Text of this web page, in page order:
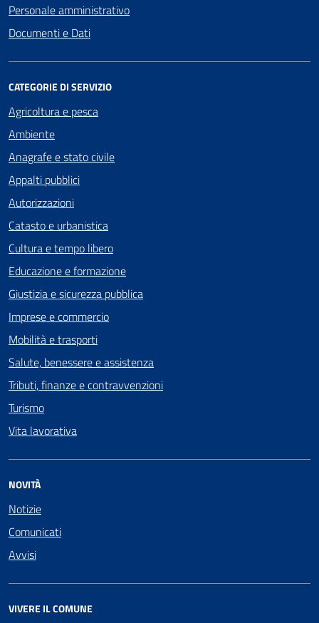
Personale amministrativo
Documenti e Dati
CATEGORIE DI SERVIZIO
Agricoltura e pesca
Ambiente
Anagrafe e stato civile
Appalti pubblici
Autorizzazioni
Catasto e urbanistica
Cultura e tempo libero
Educazione e formazione
Giustizia e sicurezza pubblica
Imprese e commercio
Mobilità e trasporti
Salute, benessere e assistenza
Tributi, finanze e contravvenzioni
Turismo
Vita lavorativa
NOVITÀ
Notizie
Comunicati
Avvisi
VIVERE IL COMUNE